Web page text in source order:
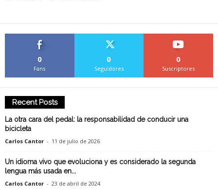
0
Fans
0
Seguidores
0
Suscriptores
Recent Posts
La otra cara del pedal: la responsabilidad de conducir una
bicicleta
Carlos Cantor - 11 de julio de 2026
Un idioma vivo que evoluciona y es considerado la segunda
lengua más usada en...
Carlos Cantor - 23 de abril de 2024